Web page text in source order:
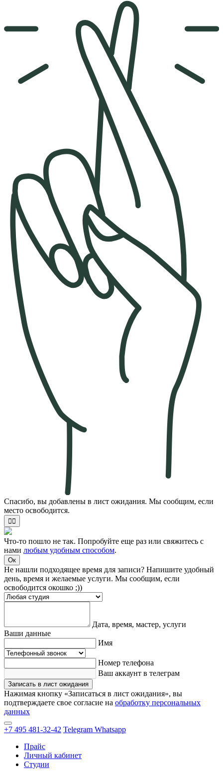
Спасибо, вы добавлены в лист ожидания. Мы сообщим, если
место освободится.
✌🏻
Что-то пошло не так. Попробуйте еще раз или свяжитесь с
нами любым удобным способом.
Ок
Не нашли подходящее время для записи? Напишите удобный
день, время и желаемые услуги. Мы сообщим, если
освободится окошко ;))
Дата, время, мастер, услуги
Ваши данные
Имя
Номер телефона
Ваш аккаунт в телеграм
Записать в лист ожидания
Нажимая кнопку «Записаться в лист ожидания», вы
подтверждаете свое согласие на обработку персональных
данных
+7 495 481-32-42 Telegram Whatsapp
Прайс
Личный кабинет
Студии